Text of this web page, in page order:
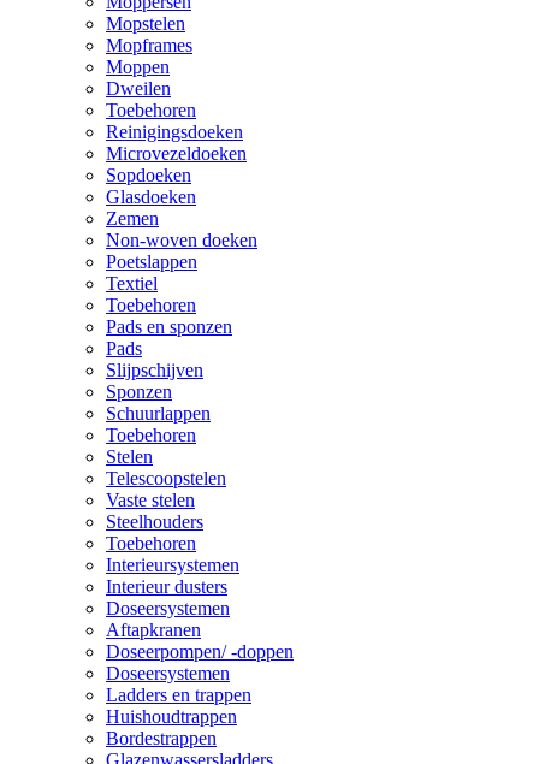
Mopstelen
Mopframes
Moppen
Dweilen
Toebehoren
Reinigingsdoeken
Microvezeldoeken
Sopdoeken
Glasdoeken
Zemen
Non-woven doeken
Poetslappen
Textiel
Toebehoren
Pads en sponzen
Pads
Slijpschijven
Sponzen
Schuurlappen
Toebehoren
Stelen
Telescoopstelen
Vaste stelen
Steelhouders
Toebehoren
Interieursystemen
Interieur dusters
Doseersystemen
Aftapkranen
Doseerpompen/ -doppen
Doseersystemen
Ladders en trappen
Huishoudtrappen
Bordestrappen
Glazenwassersladders